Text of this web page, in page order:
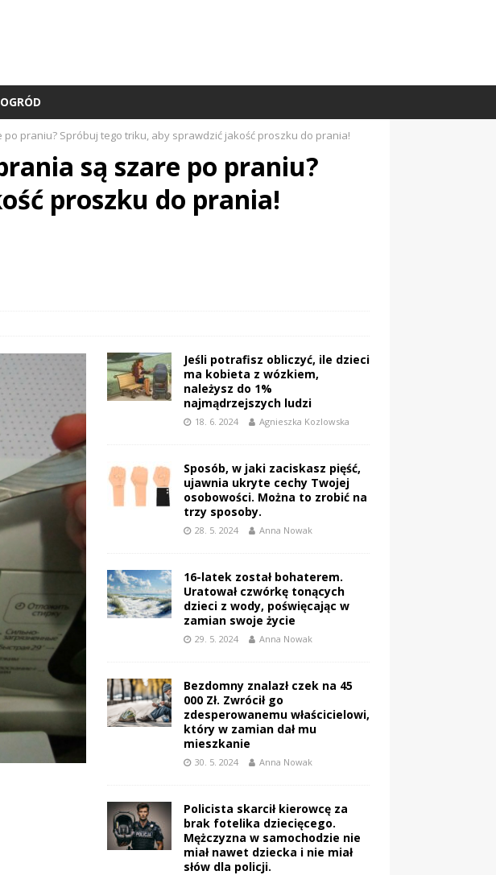
praniu? Spróbuj tego triku, aby sprawdzić jakość proszku do prania!
są szare po praniu?
proszku do prania!
Jeśli potrafisz obliczyć, ile dzieci
ma kobieta z wózkiem,
należysz do 1%
najmądrzejszych ludzi
18. 6. 2024 Agnieszka Kozlowska
Sposób, w jaki zaciskasz pięść,
ujawnia ukryte cechy Twojej
osobowości. Można to zrobić na
trzy sposoby.
28. 5. 2024 Anna Nowak
16-latek został bohaterem.
Uratował czwórkę tonących
dzieci z wody, poświęcając w
zamian swoje życie
29. 5. 2024 Anna Nowak
Bezdomny znalazł czek na 45
000 Zł. Zwrócił go
zdesperowanemu właścicielowi,
który w zamian dał mu
mieszkanie
30. 5. 2024 Anna Nowak
Policista skarcił kierowcę za
brak fotelika dziecięcego.
Mężczyzna w samochodzie nie
miał nawet dziecka i nie miał
słów dla policji.